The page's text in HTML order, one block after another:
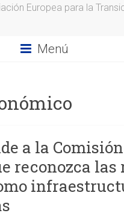
Europea para la
Menú
a la Comisión
reconozca las